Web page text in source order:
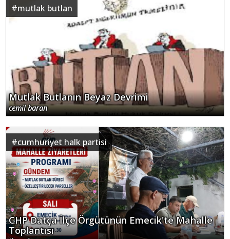
#mutlak butlan
Mutlak Butlanın Beyaz Devrimi
cemil baran
#cumhuriyet halk partisi
CHP Datça İlçe Örgütünün Emecik'te Mahalle
Toplantısı